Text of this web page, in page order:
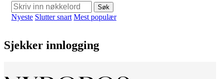
Søk
Nyeste Slutter snart Mest populær
Sjekker innlogging